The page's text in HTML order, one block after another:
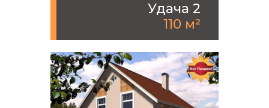
Удача 2
110 м²